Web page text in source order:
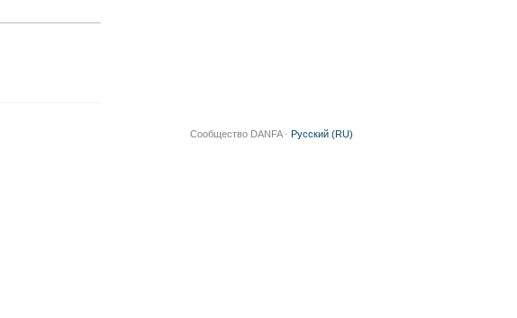
Сообщество DANFA · Русский (RU)